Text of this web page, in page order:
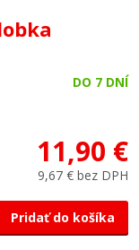
DO 7 DNÍ
11,90 €
9,67 € bez DPH
Pridať do košíka